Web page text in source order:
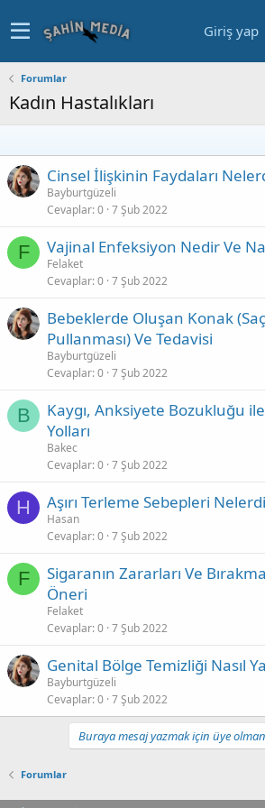
Giriş yap
Forumlar
Kadın Hastalıkları
Cinsel İlişkinin Faydaları
Bayburtgüzeli
Cevaplar 0 7 Şub 2022
F Vajinal Enfeksiyon Nedir Ve
Felaket
Cevaplar 0 7 Şub 2022
Bebeklerde Oluşan Konak
Pullanması) Ve Tedavisi
Bayburtgüzeli
Cevaplar 0 7 Şub 2022
B
Kaygı, Anksiyete Bozukluğu
Yolları
Bakec
Cevaplar 0 7 Şub 2022
H Aşırı Terleme Sebepleri
Hasan
Cevaplar 0 7 Şub 2022
F
Sigaranın Zararları Ve
Öneri
Felaket
Cevaplar 0 7 Şub 2022
Genital Bölge Temizliği Nasıl
Bayburtgüzeli
Cevaplar 0 7 Şub 2022
Buraya mesaj yazmak için üye
Forumlar